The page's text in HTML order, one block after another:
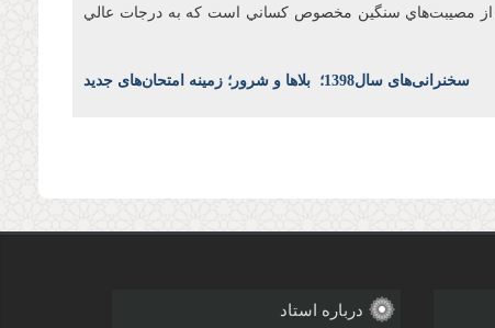
از مصيبت‌هاي سنگين مخصوص کساني است که به درجات عالي
سخنرانی‌های سال1398 ؛ بلاها و شرور؛ زمینه امتحان‌های جدید
درباره استاد